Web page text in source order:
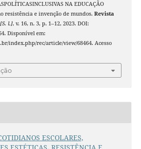
NA EDUCAÇÃO
resistência e invenção de mundos. Revista
[S. l.], v. 16, n. 3, p. 1–12, 2023. DOI:
Disponível em:
index.php/rec/article/view/68464. Acesso
ESCOLARES,